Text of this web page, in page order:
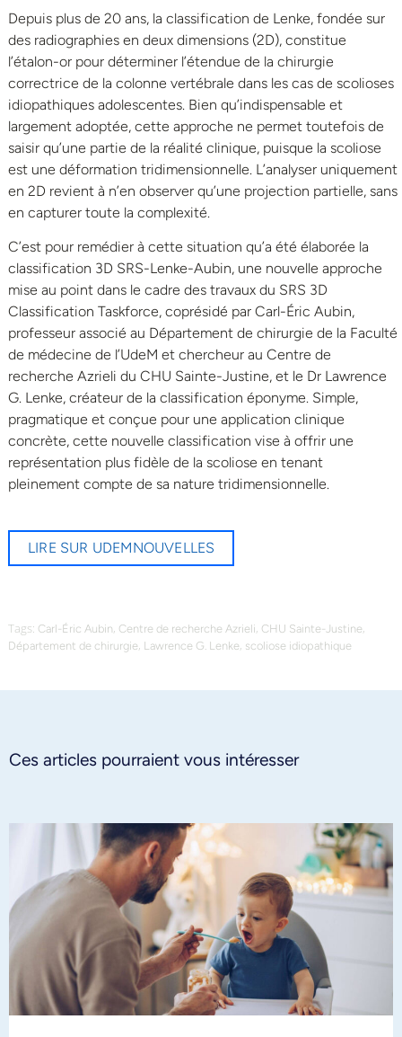
Depuis plus de 20 ans, la classification de Lenke, fondée sur
des radiographies en deux dimensions (2D), constitue
l’étalon-or pour déterminer l’étendue de la chirurgie
correctrice de la colonne vertébrale dans les cas de scolioses
idiopathiques adolescentes. Bien qu’indispensable et
largement adoptée, cette approche ne permet toutefois de
saisir qu’une partie de la réalité clinique, puisque la scoliose
est une déformation tridimensionnelle. L’analyser uniquement
en 2D revient à n’en observer qu’une projection partielle, sans
en capturer toute la complexité.
C’est pour remédier à cette situation qu’a été élaborée la
classification 3D SRS-Lenke-Aubin, une nouvelle approche
mise au point dans le cadre des travaux du SRS 3D
Classification Taskforce, coprésidé par Carl-Éric Aubin,
professeur associé au Département de chirurgie de la Faculté
de médecine de l’UdeM et chercheur au Centre de
recherche Azrieli du CHU Sainte-Justine, et le Dr Lawrence
G. Lenke, créateur de la classification éponyme. Simple,
pragmatique et conçue pour une application clinique
concrète, cette nouvelle classification vise à offrir une
représentation plus fidèle de la scoliose en tenant
pleinement compte de sa nature tridimensionnelle.
LIRE SUR UDEMNOUVELLES
Tags: Carl-Éric Aubin, Centre de recherche Azrieli, CHU Sainte-Justine,
Département de chirurgie, Lawrence G. Lenke, scoliose idiopathique
Ces articles pourraient vous intéresser